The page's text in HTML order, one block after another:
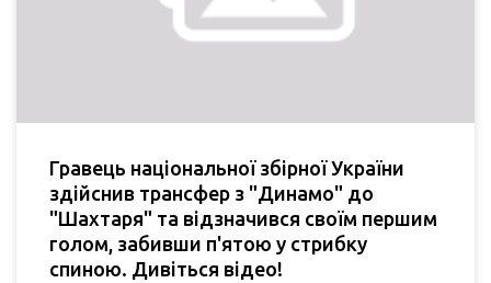
Гравець національної збірної України
здійснив трансфер з "Динамо" до
"Шахтаря" та відзначився своїм першим
голом, забивши п'ятою у стрибку
спиною. Дивіться відео!